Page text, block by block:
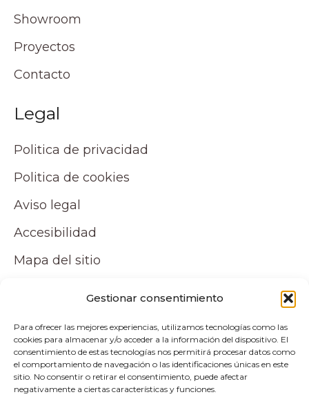
Gestionar consentimiento
Para ofrecer las mejores experiencias, utilizamos tecnologías como las
cookies para almacenar y/o acceder a la información del dispositivo. El
consentimiento de estas tecnologías nos permitirá procesar datos como
el comportamiento de navegación o las identificaciones únicas en este
sitio. No consentir o retirar el consentimiento, puede afectar
negativamente a ciertas características y funciones.
Showroom
Proyectos
Contacto
Legal
Politica de privacidad
Politica de cookies
Aviso legal
Accesibilidad
Mapa del sitio
Tu cuenta
Mi cuenta
Carrito